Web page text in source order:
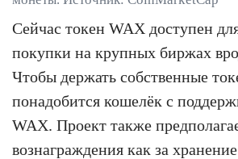
Сейчас токен WAX доступен
покупки на крупных биржах
Чтобы держать собственные
понадобится кошелёк с
WAX. Проект также
вознаграждения как за